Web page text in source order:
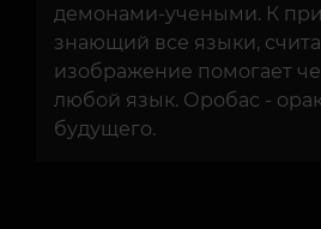
демонами-учеными. К
знающий все языки,
изображение помогает
любой язык. Оробас -
будущего.